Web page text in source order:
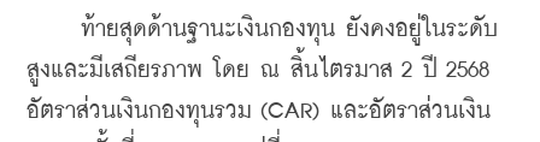
ท้ายสุดด้านฐานะเงินกองทุน ยังคงอยู่ในระดับ
สูงและมีเสถียรภาพ โดย ณ สิ้นไตรมาส 2 ปี 2568
อัตราส่วนเงินกองทุนรวม (CAR) และอัตราส่วนเงิน